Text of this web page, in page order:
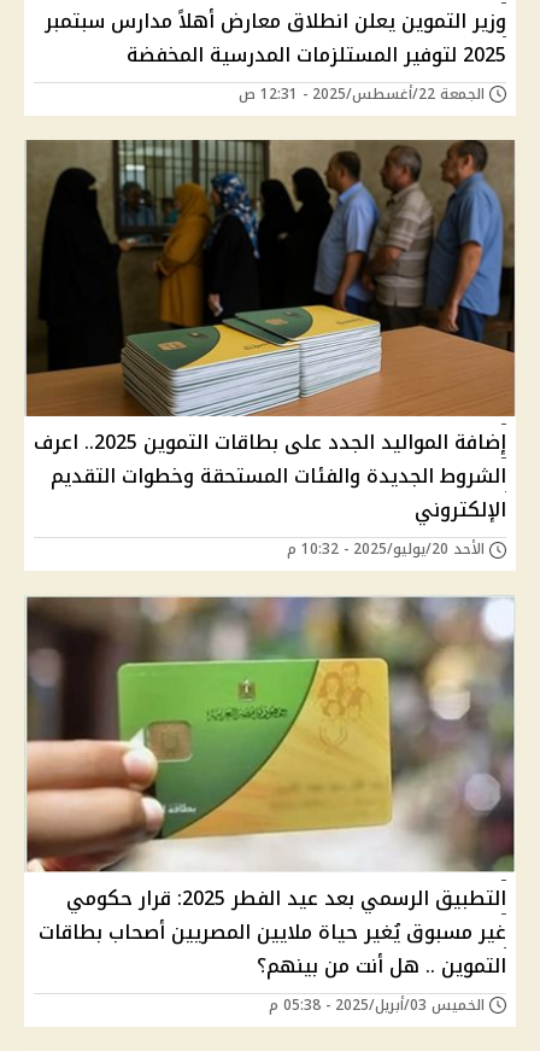
وزير التموين يعلن انطلاق معارض أهلاً مدارس سبتمبر
2025 لتوفير المستلزمات المدرسية المخفضة
الجمعة 22/أغسطس/2025 - 12:31 ص
إضافة المواليد الجدد على بطاقات التموين 2025.. اعرف
الشروط الجديدة والفئات المستحقة وخطوات التقديم
الإلكتروني
الأحد 20/يوليو/2025 - 10:32 م
التطبيق الرسمي بعد عيد الفطر 2025: قرار حكومي
غير مسبوق يُغير حياة ملايين المصريين أصحاب بطاقات
التموين .. هل أنت من بينهم؟
الخميس 03/أبريل/2025 - 05:38 م